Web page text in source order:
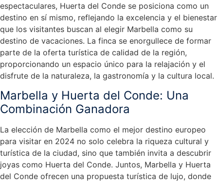
espectaculares, Huerta del Conde se posiciona como un
destino en sí mismo, reflejando la excelencia y el bienestar
que los visitantes buscan al elegir Marbella como su
destino de vacaciones. La finca se enorgullece de formar
parte de la oferta turística de calidad de la región,
proporcionando un espacio único para la relajación y el
disfrute de la naturaleza, la gastronomía y la cultura local.
Marbella y Huerta del Conde: Una
Combinación Ganadora
La elección de Marbella como el mejor destino europeo
para visitar en 2024 no solo celebra la riqueza cultural y
turística de la ciudad, sino que también invita a descubrir
joyas como Huerta del Conde. Juntos, Marbella y Huerta
del Conde ofrecen una propuesta turística de lujo, donde